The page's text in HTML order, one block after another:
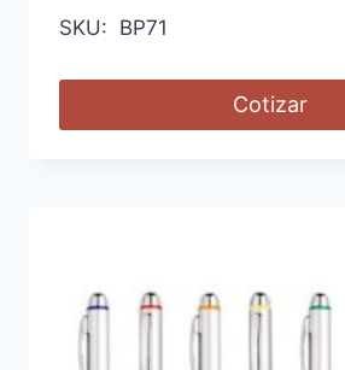
SKU: BP71
Cotizar